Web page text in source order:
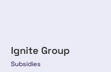
Ignite Group
Subsidies